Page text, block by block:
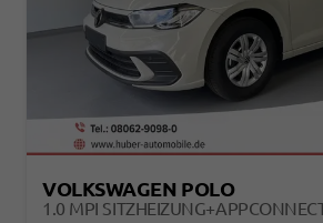
VOLKSWAGEN POLO